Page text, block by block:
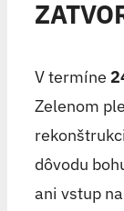
V termíne
Zelenom
dôvodu
ani vstup